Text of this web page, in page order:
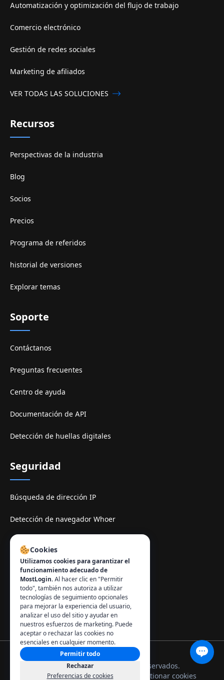
Automatización y optimización del flujo de trabajo
Comercio electrónico
Gestión de redes sociales
Marketing de afiliados
VER TODAS LAS SOLUCIONES
Recursos
Perspectivas de la industria
Blog
Socios
Precios
Programa de referidos
historial de versiones
Explorar temas
Soporte
Contáctanos
Preguntas frecuentes
Centro de ayuda
Documentación de API
Detección de huellas digitales
Seguridad
Búsqueda de dirección IP
Detección de navegador Whoer
Sitio de espelhe TamilMV
Contacto:
info@mostlogin.com
© 2026 MostLogin. Todos los derechos reservados.
Política de privacidad Términos de uso Gestionar cookies
Cookies
Utilizamos cookies para garantizar el
funcionamiento adecuado de
MostLogin. Al hacer clic en "Permitir
todo", también nos autoriza a utilizar
tecnologías de seguimiento opcionales
para mejorar la experiencia del usuario,
analizar el uso del sitio y ayudar en
nuestros esfuerzos de marketing. Puede
aceptar o rechazar las cookies no
esenciales en cualquier momento.
Permitir todo
Rechazar
Preferencias de cookies